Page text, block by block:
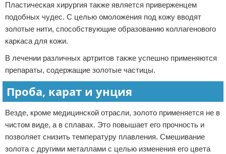
Пластическая хирургия также является приверженцем
подобных чудес. С целью омоложения под кожу вводят
золотые нити, способствующие образованию коллагенового
каркаса для кожи.
В лечении различных артритов также успешно применяются
препараты, содержащие золотые частицы.
Проба, карат и унция
Везде, кроме медицинской отрасли, золото применяется не в
чистом виде, а в сплавах. Это повышает его прочность и
позволяет снизить температуру плавления. Смешивание
золота с другими металлами с целью изменения его цвета